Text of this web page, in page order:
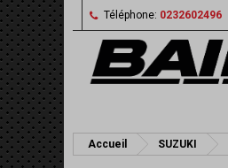
Téléphone: 0232602496
Accueil SUZUKI